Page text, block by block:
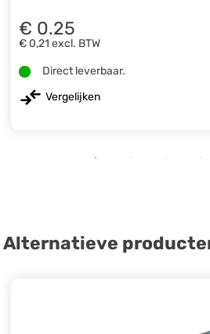
€ 0.25
€ 0,21 excl. BTW
Direct leverbaar.
Vergelijken
Alternatieve